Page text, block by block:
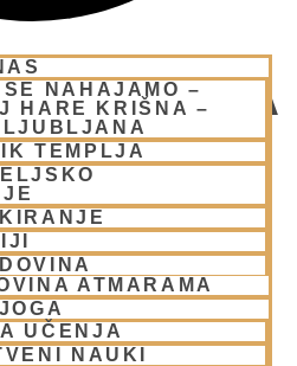
NAHAJAMO –
HARE KRIŠNA –
LJUBLJANA
TEMPLJA
ATMARAMA
UČENJA
NAUKI
ŽRTVENA